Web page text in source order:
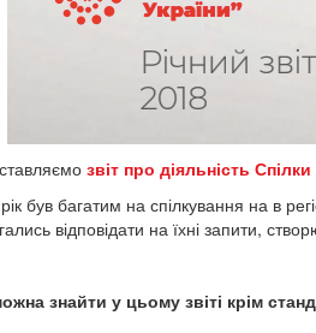
звіт про діяльність
був багатим на спілкування на в
відповідати на їхні запити,
знайти у цьому звіті крім